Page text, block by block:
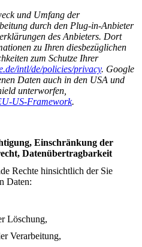
und Umfang der
durch den Plug-in-Anbieter
des Anbieters. Dort
zu Ihren diesbezüglichen
zum Schutze Ihrer
intl/de/policies/privacy. Google
Daten auch in den USA und
unterworfen,
US-Framework.
Einschränkung der
Datenübertragbarkeit
Rechte hinsichtlich der Sie
Daten:
Löschung,
Verarbeitung,